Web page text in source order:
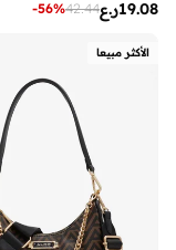
ر.ع19.08
42.44
-56%
الأكثر مبيعا